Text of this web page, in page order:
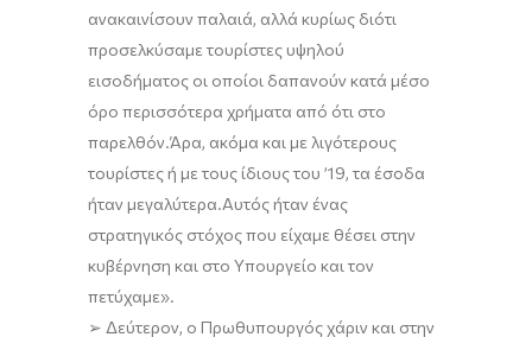
ανακαινίσουν παλαιά, αλλά κυρίως διότι
προσελκύσαμε τουρίστες υψηλού
εισοδήματος οι οποίοι δαπανούν κατά μέσο
όρο περισσότερα χρήματα από ότι στο
παρελθόν.Άρα, ακόμα και με λιγότερους
τουρίστες ή με τους ίδιους του ’19, τα έσοδα
ήταν μεγαλύτερα.Αυτός ήταν ένας
στρατηγικός στόχος που είχαμε θέσει στην
κυβέρνηση και στο Υπουργείο και τον
πετύχαμε».
➢ Δεύτερον, ο Πρωθυπουργός χάριν και στην